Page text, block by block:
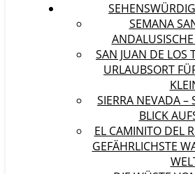
SEMANA
SAN JUAN DE LOS
URLAUBSORT
LEIN
SIERRA NEVADA –
BLICK
EL CAMINITO DEL
GEFÄHRLICHSTE